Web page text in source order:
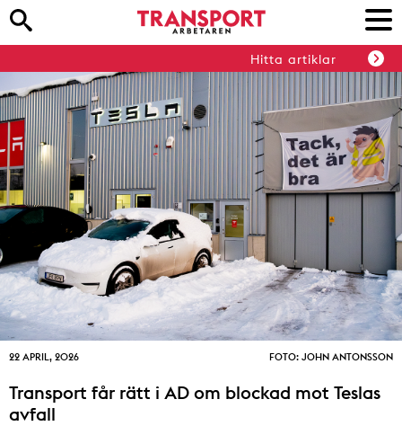
Hitta artiklar
22 APRIL, 2026 FOTO: JOHN ANTONSSON
Transport får rätt i AD om blockad mot Teslas
avfall